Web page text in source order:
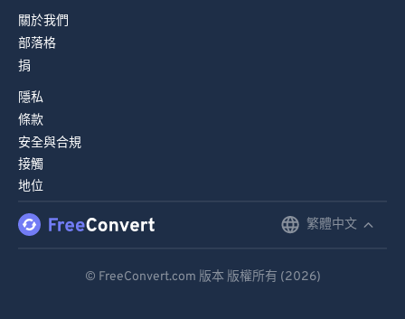
關於我們
部落格
捐
隱私
條款
安全與合規
接觸
地位
繁體中文
© FreeConvert.com 版本 版權所有 (2026)